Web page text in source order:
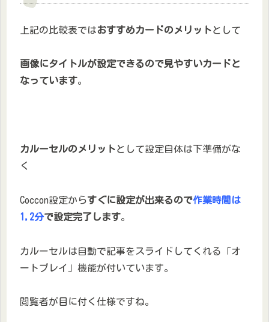
上記の比較表ではおすすめカードのメリットとして
画像にタイトルが設定できるので見やすいカードと
なっています。
カルーセルのメリットとして設定自体は下準備がな
く
Coccon設定からすぐに設定が出来るので作業時間は
1,2分で設定完了します。
カルーセルは自動で記事をスライドしてくれる「オ
ートプレイ」機能が付いています。
閲覧者が目に付く仕様ですね。